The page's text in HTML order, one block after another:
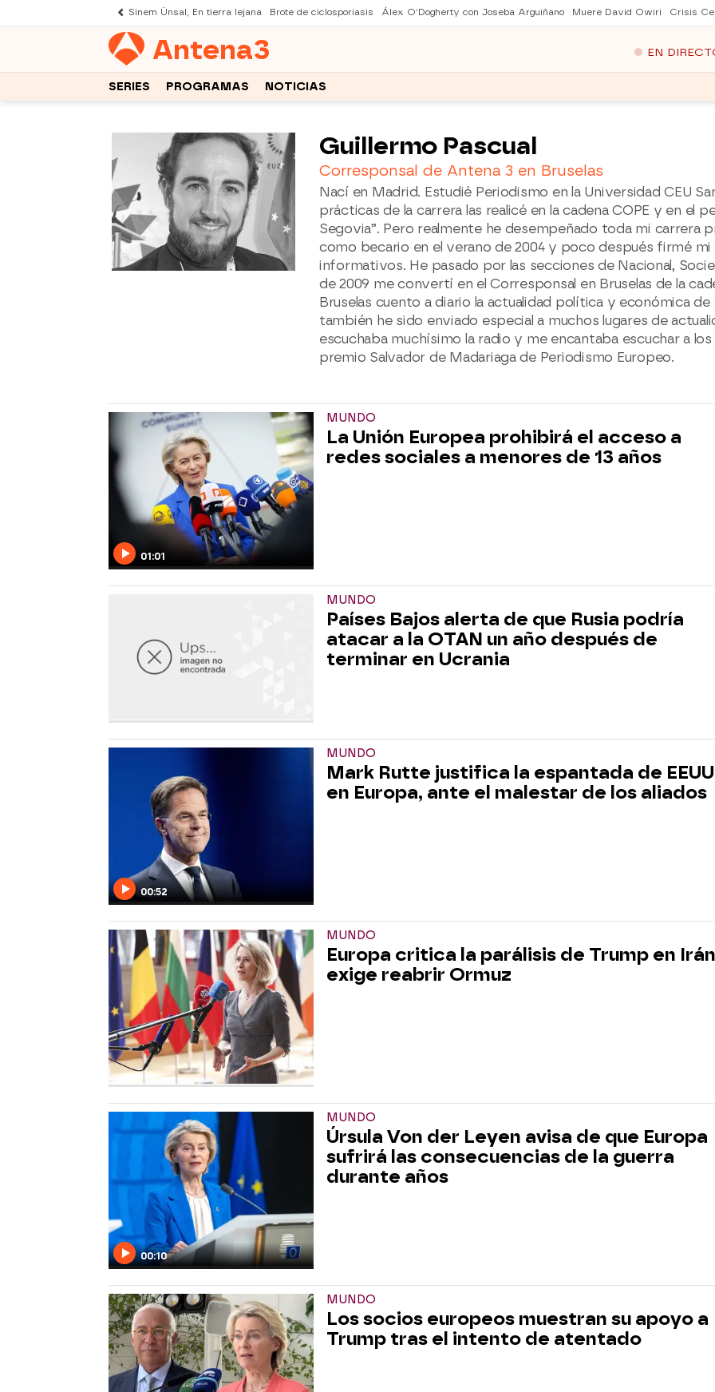
Sinem Ünsal, En tierra lejana Brote de ciclosporiasis Álex O'Dogherty con Joseba Arguiñano Muere David Owiri Crisis
Antena3 EN
SERIES PROGRAMAS NOTICIAS
Guillermo Pascual
Corresponsal de Antena 3 en Bruselas
Nací en Madrid. Estudié Periodismo en la Universidad CEU
prácticas de la carrera las realicé en la cadena COPE y en el
Segovia”. Pero realmente he desempeñado toda mi carrera
como becario en el verano de 2004 y poco después firmé
informativos. He pasado por las secciones de Nacional,
de 2009 me convertí en el Corresponsal en Bruselas de la
Bruselas cuento a diario la actualidad política y económica de
también he sido enviado especial a muchos lugares de
escuchaba muchísimo la radio y me encantaba escuchar a
premio Salvador de Madariaga de Periodismo Europeo.
01:01
MUNDO
La Unión Europea prohibirá el acceso a
redes sociales a menores de 13 años
MUNDO
Países Bajos alerta de que Rusia podría
atacar a la OTAN un año después de
terminar en Ucrania
00:52
MUNDO
Mark Rutte justifica la espantada de EEUU
en Europa, ante el malestar de los aliados
MUNDO
Europa critica la parálisis de Trump en
exige reabrir Ormuz
00:10
MUNDO
Úrsula Von der Leyen avisa de que Europa
sufrirá las consecuencias de la guerra
durante años
MUNDO
Los socios europeos muestran su apoyo a
Trump tras el intento de atentado